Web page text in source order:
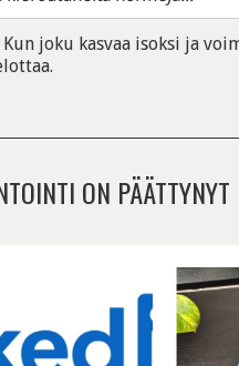
joku kasvaa isoksi ja
ON PÄÄTTYNYT